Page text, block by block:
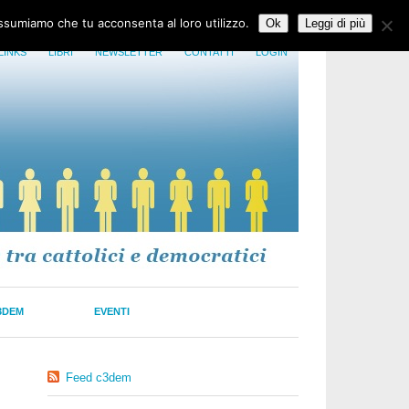
LIBRI NEWSLETTER CONTATTI LOGIN
EVENTI
Feed c3dem
che tu acconsenta al loro utilizzo. Ok Leggi di più